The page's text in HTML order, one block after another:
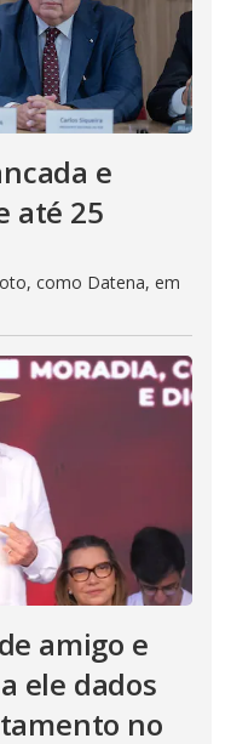
e
até 25
como Datena, em
amigo e
ele dados
no